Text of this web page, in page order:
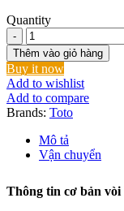
Quantity
Vòi
Bếp
TOTO
TKN34PBRR
Nóng
Lạnh
Rút
Dây
số
lượng
Thêm vào giỏ hàng
Buy it now
Add to wishlist
Add to compare
Brands: Toto
Mô tả
Vận chuyển
Thông tin cơ bản